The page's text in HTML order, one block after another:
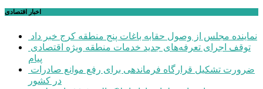
اخبار اقتصادی
نماینده مجلس از وصول حقابه باغات پنج منطقه کرج خبر داد
پیام
در کشور